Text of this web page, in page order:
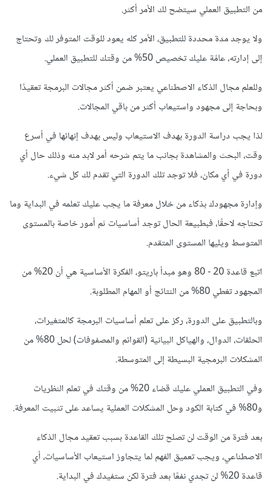
من التطبيق العملي سيتضح لك الأمر أكثر.
ولا يوجد مدة محددة للتطبيق، الأمر كله يعود للوقت المتوفر لك وتحتاج
إلى إدارته، عامًة عليك تخصيص 50% من وقتك للتطبيق العملي.
وللعلم مجال الذكاء الاصطناعي يعتبر ضمن أكثر مجالات البرمجة تعقيدًا
وبحاجة إلى مجهود واستيعاب أكثر من باقي المجالات.
لذا يجب دراسة الدورة بهدف الاستيعاب وليس بهدف إنهائها في أسرع
وقت، البحث والمشاهدة بجانب ما يتم شرحه أمر لابد منه وذلك حال أي
دورة في أي مكان، فلا توجد تلك الدورة التي تقدم لك كل شيء.
وإدارة مجهودك بذكاء من خلال معرفة ما يجب عليك تعلمه في البداية وما
تحتاجه لاحقًا، فبطبيعة الحال توجد أساسيات ثم أمور خاصة بالمستوى
المتوسط ويليها المستوى المتقدم.
اتبع قاعدة 20 - 80 وهو مبدأ باريتو، الفكرة الأساسية هي أن 20% من
المجهود تغطي 80% من النتائج أو المهام المطلوبة.
وبالتطبيق على الدورة، ركز على تعلم أساسيات البرمجة كالمتغيرات،
الحلقات، الدوال، والهياكل البيانية (القوائم والمصفوفات) لحل 80% من
المشكلات البرمجية البسيطة إلى المتوسطة.
وفي التطبيق العملي عليك قضاء 20% من وقتك في تعلم النظريات
و80% في كتابة الكود وحل المشكلات العملية يساعد على تثبيت المعرفة.
بعد فترة من الوقت لن تصلح تلك القاعدة بسبب تعقيد مجال الذكاء
الاصطناعي، ويجب تعميق الفهم لما يتجاوز استيعاب الأساسيات، أي
قاعدة 20% لن تجدي نفعًا بعد فترة لكن ستفيدك في البداية.